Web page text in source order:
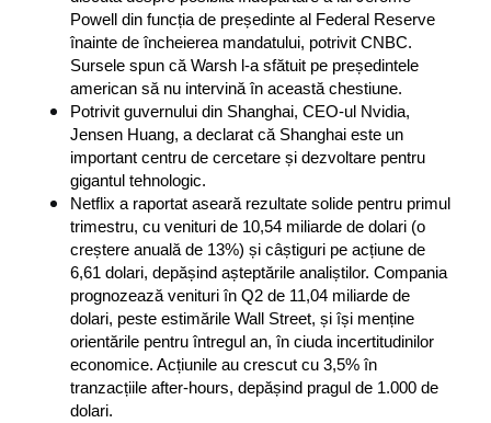
Powell din funcția de președinte al Federal Reserve
înainte de încheierea mandatului, potrivit CNBC.
Sursele spun că Warsh l-a sfătuit pe președintele
american să nu intervină în această chestiune.
Potrivit guvernului din Shanghai, CEO-ul Nvidia,
Jensen Huang, a declarat că Shanghai este un
important centru de cercetare și dezvoltare pentru
gigantul tehnologic.
Netflix a raportat aseară rezultate solide pentru primul
trimestru, cu venituri de 10,54 miliarde de dolari (o
creștere anuală de 13%) și câștiguri pe acțiune de
6,61 dolari, depășind așteptările analiștilor. Compania
prognozează venituri în Q2 de 11,04 miliarde de
dolari, peste estimările Wall Street, și își menține
orientările pentru întregul an, în ciuda incertitudinilor
economice. Acțiunile au crescut cu 3,5% în
tranzacțiile after-hours, depășind pragul de 1.000 de
dolari.